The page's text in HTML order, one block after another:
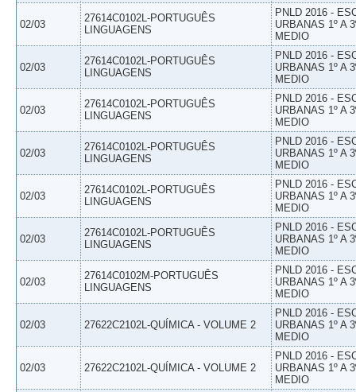
02/03
27614C0102L-PORTUGUÊS
LINGUAGENS
PNLD 2016 -
URBANAS 1º A
MEDIO
02/03
27614C0102L-PORTUGUÊS
LINGUAGENS
PNLD 2016 -
URBANAS 1º A
MEDIO
02/03
27614C0102L-PORTUGUÊS
LINGUAGENS
PNLD 2016 -
URBANAS 1º A
MEDIO
02/03
27614C0102L-PORTUGUÊS
LINGUAGENS
PNLD 2016 -
URBANAS 1º A
MEDIO
02/03
27614C0102L-PORTUGUÊS
LINGUAGENS
PNLD 2016 -
URBANAS 1º A
MEDIO
02/03
27614C0102L-PORTUGUÊS
LINGUAGENS
PNLD 2016 -
URBANAS 1º A
MEDIO
02/03
27614C0102M-PORTUGUÊS
LINGUAGENS
PNLD 2016 -
URBANAS 1º A
MEDIO
02/03 27622C2102L-QUÍMICA - VOLUME 2
PNLD 2016 -
URBANAS 1º A
MEDIO
02/03 27622C2102L-QUÍMICA - VOLUME 2
PNLD 2016 -
URBANAS 1º A
MEDIO